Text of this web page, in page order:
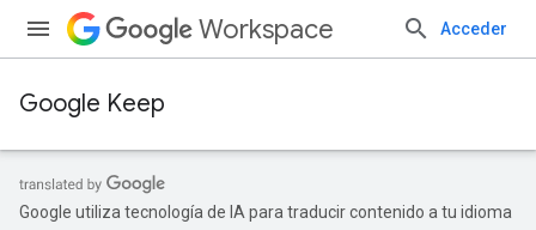
Workspace Acceder
Google Keep
Google utiliza tecnología de IA para traducir contenido a tu idioma